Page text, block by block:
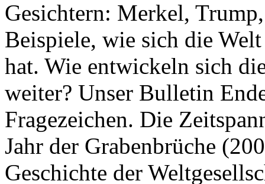
Gesichtern: Merkel,
Beispiele, wie sich die
hat. Wie entwickeln sich
weiter? Unser Bulletin
Fragezeichen. Die
Jahr der Grabenbrüche
Geschichte der